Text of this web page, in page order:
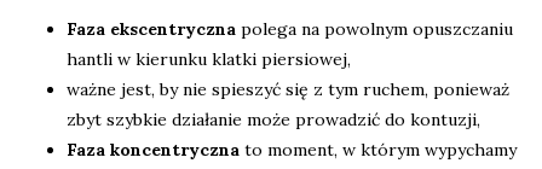
Faza ekscentryczna polega na powolnym opuszczaniu
hantli w kierunku klatki piersiowej,
ważne jest, by nie spieszyć się z tym ruchem, ponieważ
zbyt szybkie działanie może prowadzić do kontuzji,
Faza koncentryczna to moment, w którym wypychamy